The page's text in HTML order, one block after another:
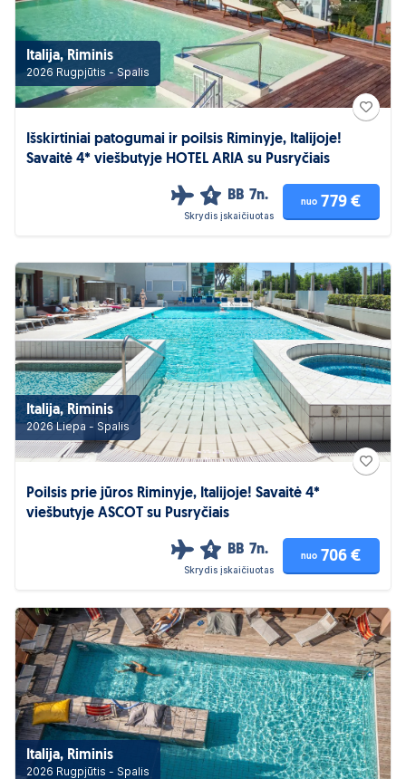
Italija, Riminis
2026 Rugpjūtis - Spalis
Išskirtiniai patogumai ir poilsis Riminyje, Italijoje!
Savaitė 4* viešbutyje HOTEL ARIA su Pusryčiais
4 BB 7n.
Skrydis įskaičiuotas
nuo 779 €
Italija, Riminis
2026 Liepa - Spalis
Poilsis prie jūros Riminyje, Italijoje! Savaitė 4*
viešbutyje ASCOT su Pusryčiais
4 BB 7n.
Skrydis įskaičiuotas
nuo 706 €
Italija, Riminis
2026 Rugpjūtis - Spalis